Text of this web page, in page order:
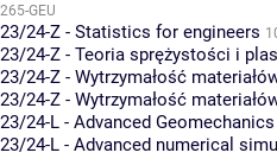
265-GEU
23/24-Z - Statistics for engineers
23/24-Z - Teoria sprężystości i
23/24-Z - Wytrzymałość
23/24-Z - Wytrzymałość
23/24-L - Advanced Geomechanics
23/24-L - Advanced numerical